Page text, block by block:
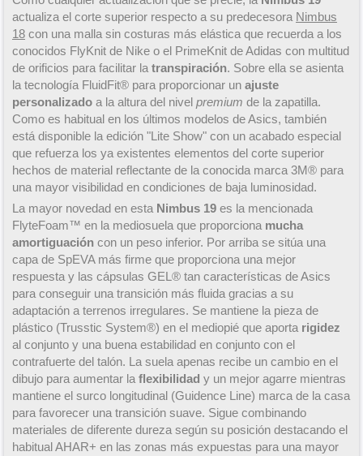
actualiza el corte superior respecto a su predecesora Nimbus
18 con una malla sin costuras más elástica que recuerda a los
conocidos FlyKnit de Nike o el PrimeKnit de Adidas con multitud
de orificios para facilitar la transpiración. Sobre ella se asienta
la tecnología FluidFit® para proporcionar un ajuste
personalizado a la altura del nivel premium de la zapatilla.
Como es habitual en los últimos modelos de Asics, también
está disponible la edición "Lite Show" con un acabado especial
que refuerza los ya existentes elementos del corte superior
hechos de material reflectante de la conocida marca 3M® para
una mayor visibilidad en condiciones de baja luminosidad.
La mayor novedad en esta Nimbus 19 es la mencionada
FlyteFoam™ en la mediosuela que proporciona mucha
amortiguación con un peso inferior. Por arriba se sitúa una
capa de SpEVA más firme que proporciona una mejor
respuesta y las cápsulas GEL® tan características de Asics
para conseguir una transición más fluida gracias a su
adaptación a terrenos irregulares. Se mantiene la pieza de
plástico (Trusstic System®) en el mediopié que aporta rigidez
al conjunto y una buena estabilidad en conjunto con el
contrafuerte del talón. La suela apenas recibe un cambio en el
dibujo para aumentar la flexibilidad y un mejor agarre mientras
mantiene el surco longitudinal (Guidence Line) marca de la casa
para favorecer una transición suave. Sigue combinando
materiales de diferente dureza según su posición destacando el
habitual AHAR+ en las zonas más expuestas para una mayor